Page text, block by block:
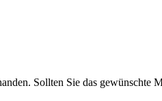
Sollten Sie das